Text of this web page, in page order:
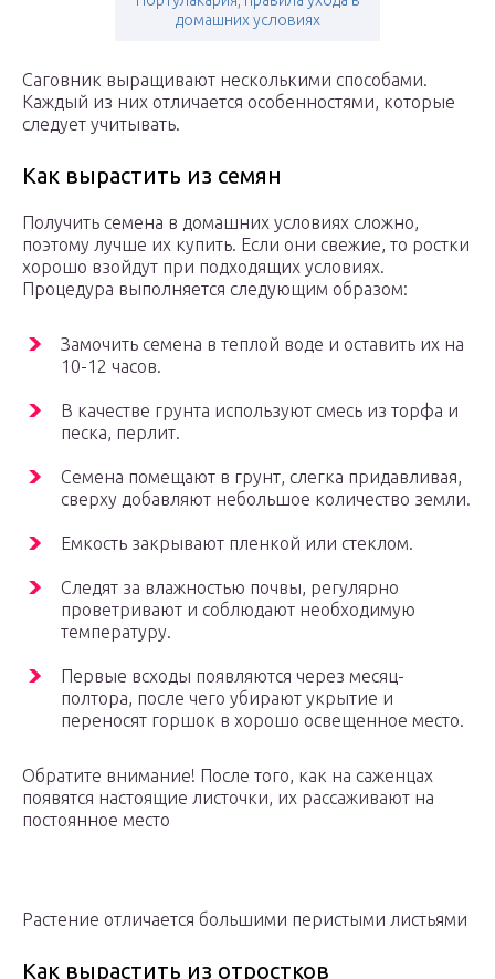
домашних условиях
Саговник выращивают несколькими способами.
Каждый из них отличается особенностями, которые
следует учитывать.
Как вырастить из семян
Получить семена в домашних условиях сложно,
поэтому лучше их купить. Если они свежие, то ростки
хорошо взойдут при подходящих условиях.
Процедура выполняется следующим образом:
Замочить семена в теплой воде и оставить их на
10-12 часов.
В качестве грунта используют смесь из торфа и
песка, перлит.
Семена помещают в грунт, слегка придавливая,
сверху добавляют небольшое количество земли.
Емкость закрывают пленкой или стеклом.
Следят за влажностью почвы, регулярно
проветривают и соблюдают необходимую
температуру.
Первые всходы появляются через месяц-
полтора, после чего убирают укрытие и
переносят горшок в хорошо освещенное место.
Обратите внимание! После того, как на саженцах
появятся настоящие листочки, их рассаживают на
постоянное место
Растение отличается большими перистыми листьями
Как вырастить из отростков